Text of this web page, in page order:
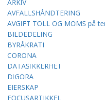
ARKIV
AVFALLSHÅNDTERING
AVGIFT TOLL OG MOMS på
BILDEDELING
BYRÅKRATI
CORONA
DATASIKKERHET
DIGORA
EIERSKAP
FOCUSARTIKKEL